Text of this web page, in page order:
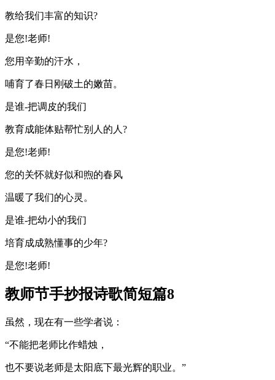
教给我们丰富的知识?
是您!老师!
您用辛勤的汗水，
哺育了春日刚破土的嫩苗。
是谁-把调皮的我们
教育成能体贴帮忙别人的人?
是您!老师!
您的关怀就好似和煦的春风
温暖了我们的心灵。
是谁-把幼小的我们
培育成成熟懂事的少年?
是您!老师!
教师节手抄报诗歌简短篇8
虽然，现在有一些学者说：
“不能把老师比作蜡烛，
也不要说老师是太阳底下最光辉的职业。”